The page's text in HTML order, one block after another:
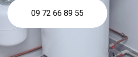
09 72 66 89 55